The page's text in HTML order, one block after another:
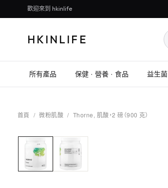
歡迎來到 hkinlife
HKINLIFE
所有產品 保健 · 營養 · 食品 益生菌
首頁 / 微粉肌酸 / Thorne, 肌酸，2 磅（900 克）